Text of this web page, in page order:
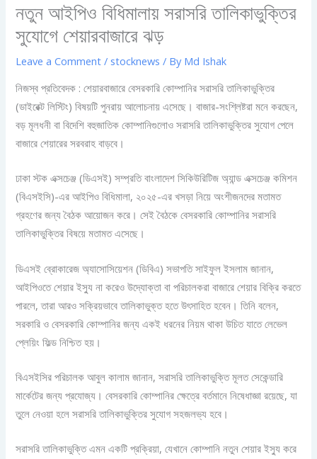
নতুন আইপিও বিধিমালায় সরাসরি তালিকাভুক্তির
সুযোগে শেয়ারবাজারে ঝড়
Leave a Comment / stocknews / By Md Ishak
নিজস্ব প্রতিবেদক : শেয়ারবাজারে বেসরকারি কোম্পানির সরাসরি তালিকাভুক্তির
(ডাইরেক্ট লিস্টিং) বিষয়টি পুনরায় আলোচনায় এসেছে। বাজার-সংশ্লিষ্টরা মনে করছেন,
বড় মূলধনী বা বিদেশি বহুজাতিক কোম্পানিগুলোও সরাসরি তালিকাভুক্তির সুযোগ পেলে
বাজারে শেয়ারের সরবরাহ বাড়বে।
ঢাকা স্টক এক্সচেঞ্জ (ডিএসই) সম্প্রতি বাংলাদেশ সিকিউরিটিজ অ্যান্ড এক্সচেঞ্জ কমিশন
(বিএসইসি)-এর আইপিও বিধিমালা, ২০২৫-এর খসড়া নিয়ে অংশীজনদের মতামত
গ্রহণের জন্য বৈঠক আয়োজন করে। সেই বৈঠকে বেসরকারি কোম্পানির সরাসরি
তালিকাভুক্তির বিষয়ে মতামত এসেছে।
ডিএসই ব্রোকারেজ অ্যাসোসিয়েশন (ডিবিএ) সভাপতি সাইফুল ইসলাম জানান,
আইপিওতে শেয়ার ইস্যু না করেও উদ্যোক্তা বা পরিচালকরা বাজারে শেয়ার বিক্রি করতে
পারলে, তারা আরও সক্রিয়ভাবে তালিকাভুক্ত হতে উৎসাহিত হবেন। তিনি বলেন,
সরকারি ও বেসরকারি কোম্পানির জন্য একই ধরনের নিয়ম থাকা উচিত যাতে লেভেল
প্লেয়িং ফিল্ড নিশ্চিত হয়।
বিএসইসির পরিচালক আবুল কালাম জানান, সরাসরি তালিকাভুক্তি মূলত সেকেন্ডারি
মার্কেটের জন্য প্রযোজ্য। বেসরকারি কোম্পানির ক্ষেত্রে বর্তমানে নিষেধাজ্ঞা রয়েছে, যা
তুলে নেওয়া হলে সরাসরি তালিকাভুক্তির সুযোগ সহজলভ্য হবে।
সরাসরি তালিকাভুক্তি এমন একটি প্রক্রিয়া, যেখানে কোম্পানি নতুন শেয়ার ইস্যু করে